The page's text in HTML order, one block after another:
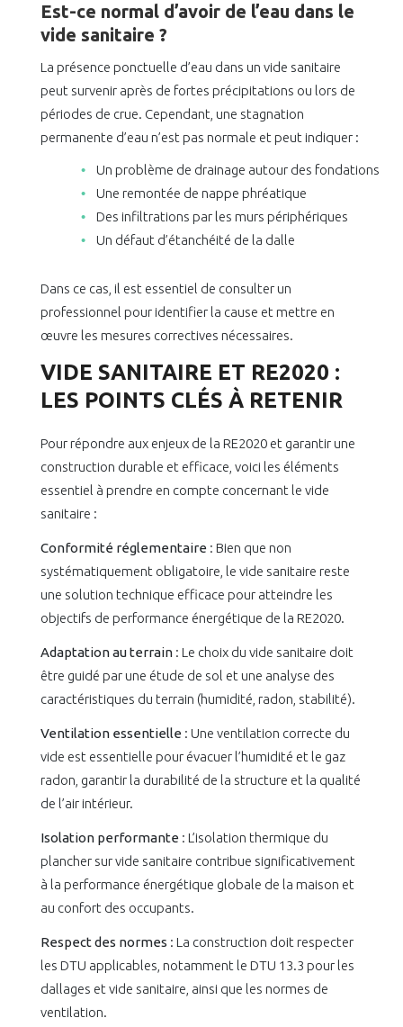
Est-ce normal d’avoir de l’eau dans le
vide sanitaire ?
La présence ponctuelle d’eau dans un vide sanitaire
peut survenir après de fortes précipitations ou lors de
périodes de crue. Cependant, une stagnation
permanente d’eau n’est pas normale et peut indiquer :
Un problème de drainage autour des fondations
Une remontée de nappe phréatique
Des infiltrations par les murs périphériques
Un défaut d’étanchéité de la dalle
Dans ce cas, il est essentiel de consulter un
professionnel pour identifier la cause et mettre en
œuvre les mesures correctives nécessaires.
VIDE SANITAIRE ET RE2020 :
LES POINTS CLÉS À RETENIR
Pour répondre aux enjeux de la RE2020 et garantir une
construction durable et efficace, voici les éléments
essentiel à prendre en compte concernant le vide
sanitaire :
Conformité réglementaire : Bien que non
systématiquement obligatoire, le vide sanitaire reste
une solution technique efficace pour atteindre les
objectifs de performance énergétique de la RE2020.
Adaptation au terrain : Le choix du vide sanitaire doit
être guidé par une étude de sol et une analyse des
caractéristiques du terrain (humidité, radon, stabilité).
Ventilation essentielle : Une ventilation correcte du
vide est essentielle pour évacuer l’humidité et le gaz
radon, garantir la durabilité de la structure et la qualité
de l’air intérieur.
Isolation performante : L’isolation thermique du
plancher sur vide sanitaire contribue significativement
à la performance énergétique globale de la maison et
au confort des occupants.
Respect des normes : La construction doit respecter
les DTU applicables, notamment le DTU 13.3 pour les
dallages et vide sanitaire, ainsi que les normes de
ventilation.